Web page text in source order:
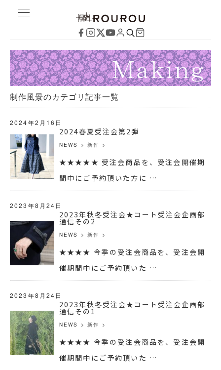
制作風景のカテゴリ記事一覧
2024年2月16日
2024春夏受注会第2弾
NEWS >新作 >
★★★★★ 受注会商品を、受注会開催期
間中にご予約頂いた方に …
2023年8月24日
2023年秋冬受注会★コート受注会企画部
通信その2
NEWS >新作 >
★★★★ 今季の受注会商品を、受注会開
催期間中にご予約頂いた …
2023年8月24日
2023年秋冬受注会★コート受注会企画部
通信その1
NEWS >新作 >
★★★★ 今季の受注会商品を、受注会開
催期間中にご予約頂いた …